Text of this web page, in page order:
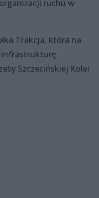
ruchu w
Trakcja, która na
infrastrukturę
Szczecińskiej Kolei